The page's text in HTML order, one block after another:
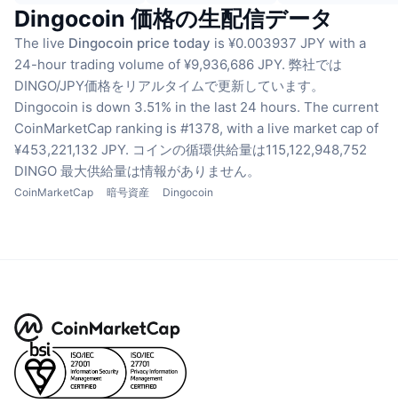
Dingocoin 価格の生配信データ
The live Dingocoin price today is ¥0.003937 JPY with a
24-hour trading volume of ¥9,936,686 JPY. 弊社では
DINGO/JPY価格をリアルタイムで更新しています。
Dingocoin is down 3.51% in the last 24 hours. The current
CoinMarketCap ranking is #1378, with a live market cap of
¥453,221,132 JPY. コインの循環供給量は115,122,948,752
DINGO 最大供給量は情報がありません。
CoinMarketCap 暗号資産 Dingocoin